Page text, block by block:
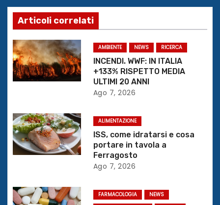
g
a
z
i
n
e
a
t
Articoli correlati
AMBIENTE NEWS RICERCA
INCENDI. WWF: IN ITALIA
+133% RISPETTO MEDIA
ULTIMI 20 ANNI
Ago 7, 2026
ALIMENTAZIONE
ISS, come idratarsi e cosa
portare in tavola a
Ferragosto
Ago 7, 2026
FARMACOLOGIA
NEWS